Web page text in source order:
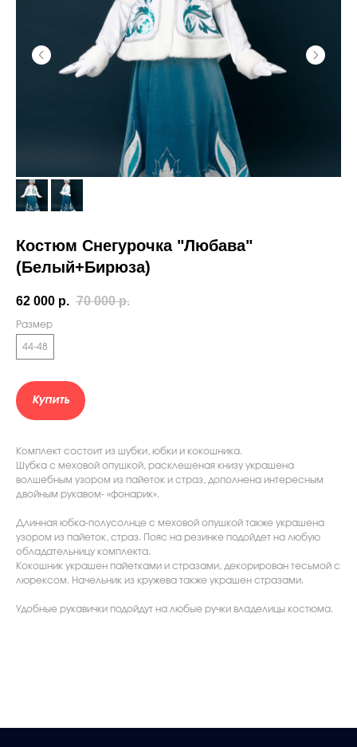
Костюм Снегурочка "Любава"
(Белый+Бирюза)
62 000 р. 70 000 р.
Размер
44-48
Купить
Комплект состоит из шубки, юбки и кокошника.
Шубка с меховой опушкой, расклешеная книзу украшена
волшебным узором из пайеток и страз, дополнена интересным
двойным рукавом- «фонарик».
Длинная юбка-полусолнце с меховой опушкой также украшена
узором из пайеток, страз. Пояс на резинке подойдет на любую
обладательницу комплекта.
Кокошник украшен пайетками и стразами, декорирован тесьмой с
люрексом. Начельник из кружева также украшен стразами.
Удобные рукавички подойдут на любые ручки владелицы костюма.